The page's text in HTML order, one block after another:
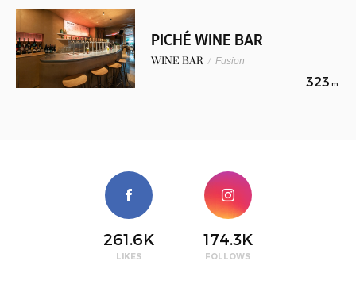
PICHÉ WINE BAR
WINE BAR / Fusion
323 m.
261.6K
LIKES
174.3K
FOLLOWS